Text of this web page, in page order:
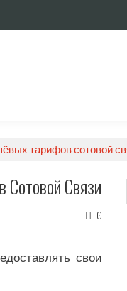
тарифов сотовой
Связи
0
свои